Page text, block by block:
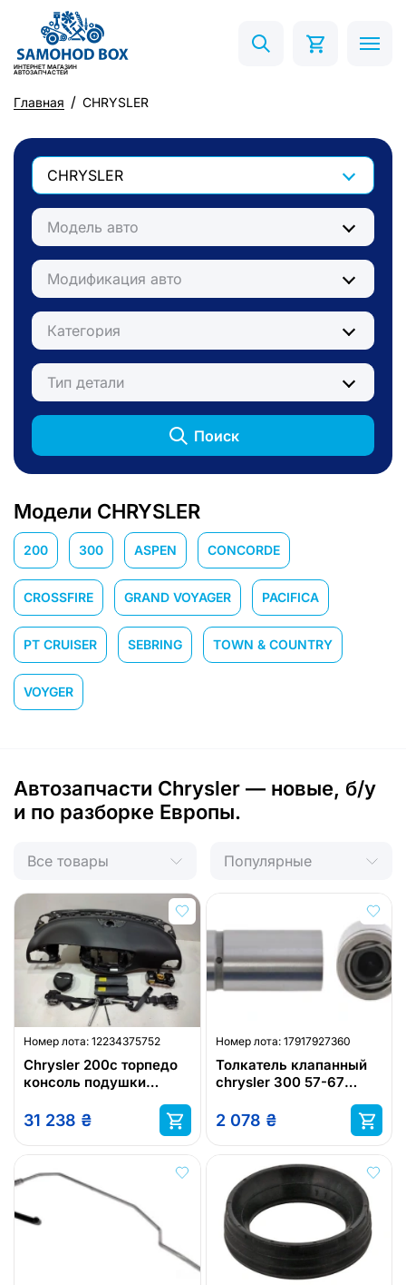
ИНТЕРНЕТ МАГАЗИН
АВТОЗАПЧАСТЕЙ
Главная CHRYSLER
CHRYSLER
Модель авто
Модификация авто
Категория
Тип детали
Поиск
Модели CHRYSLER
200 300 ASPEN CONCORDE
CROSSFIRE GRAND VOYAGER PACIFICA
PT CRUISER SEBRING TOWN & COUNTRY
VOYGER
Автозапчасти Chrysler — новые, б/у
и по разборке Европы.
Все товары Популярные
Номер лота: 12234375752
Chrysler 200c торпедо
консоль подушки
31 238 ₴
Номер лота: 17917927360
Толкатель клапанный
chrysler 300 57-67
chrysler new
2 078 ₴